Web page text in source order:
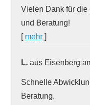
Vielen Dank für die
und Beratung!
[ mehr ]
L. aus Eisenberg
Schnelle
Beratung.